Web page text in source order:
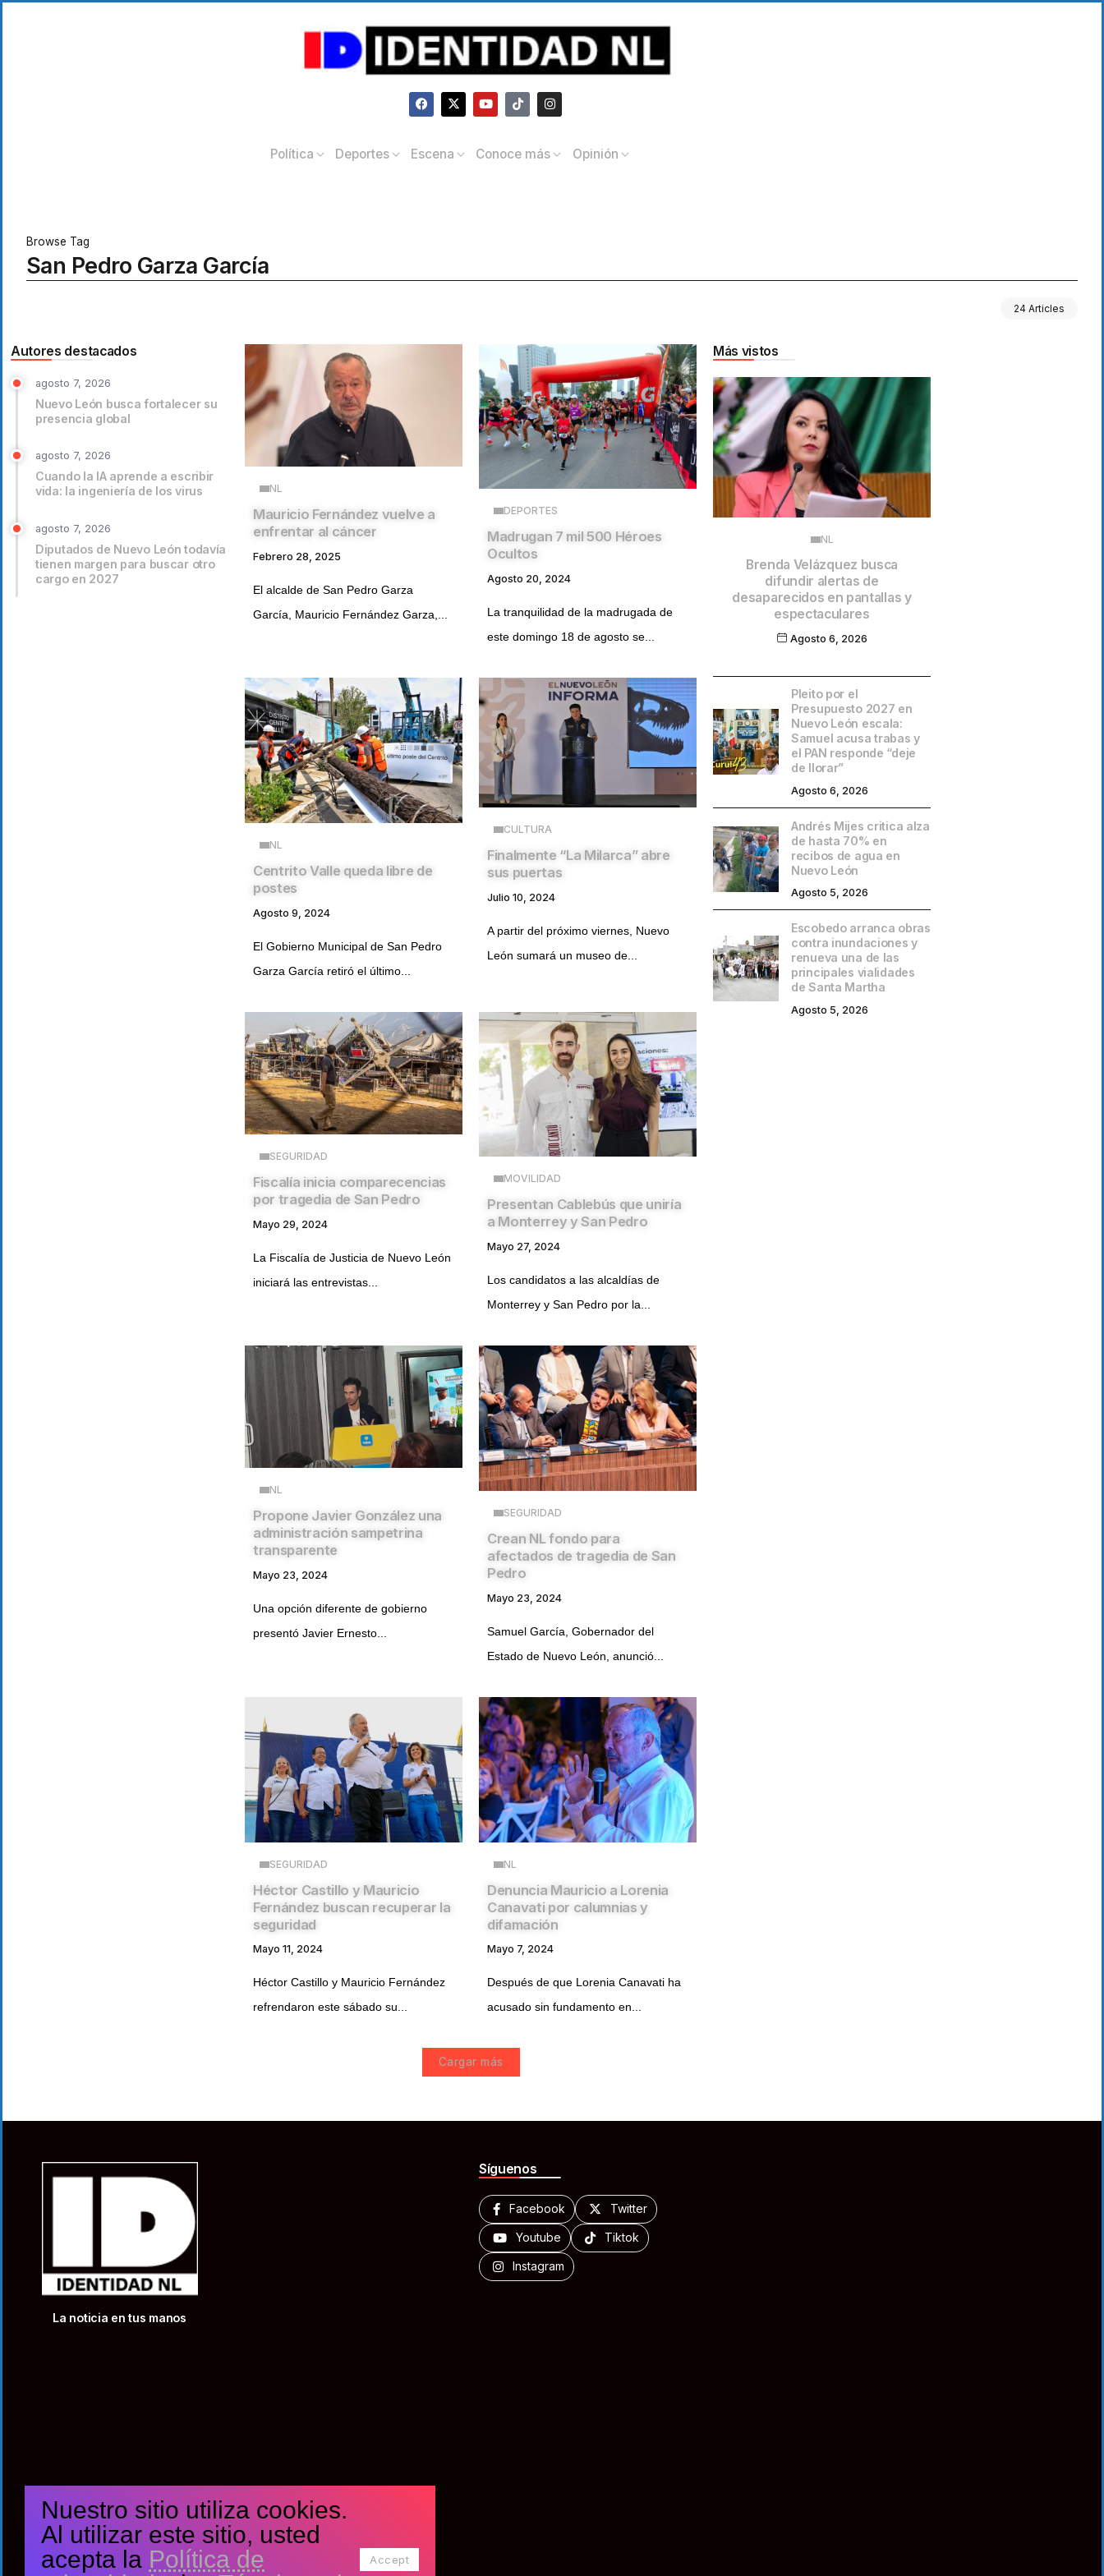
Política Deportes Escena Conoce más Opinión
Browse Tag
San Pedro Garza García
24 Articles
Autores destacados
agosto 7, 2026
Nuevo León busca fortalecer su
presencia global
agosto 7, 2026
Cuando la IA aprende a escribir
vida: la ingeniería de los virus
agosto 7, 2026
Diputados de Nuevo León todavía
tienen margen para buscar otro
cargo en 2027
NL
Mauricio Fernández vuelve a
enfrentar al cáncer
Febrero 28, 2025
El alcalde de San Pedro Garza
García, Mauricio Fernández Garza,...
DEPORTES
Madrugan 7 mil 500 Héroes
Ocultos
Agosto 20, 2024
La tranquilidad de la madrugada de
este domingo 18 de agosto se...
NL
Centrito Valle queda libre de
postes
Agosto 9, 2024
El Gobierno Municipal de San Pedro
Garza García retiró el último...
CULTURA
Finalmente “La Milarca” abre
sus puertas
Julio 10, 2024
A partir del próximo viernes, Nuevo
León sumará un museo de...
SEGURIDAD
Fiscalía inicia comparecencias
por tragedia de San Pedro
Mayo 29, 2024
La Fiscalía de Justicia de Nuevo León
iniciará las entrevistas...
MOVILIDAD
Presentan Cablebús que uniría
a Monterrey y San Pedro
Mayo 27, 2024
Los candidatos a las alcaldías de
Monterrey y San Pedro por la...
NL
Propone Javier González una
administración sampetrina
transparente
Mayo 23, 2024
Una opción diferente de gobierno
presentó Javier Ernesto...
SEGURIDAD
Crean NL fondo para
afectados de tragedia de San
Pedro
Mayo 23, 2024
Samuel García, Gobernador del
Estado de Nuevo León, anunció...
SEGURIDAD
Héctor Castillo y Mauricio
Fernández buscan recuperar la
seguridad
Mayo 11, 2024
Héctor Castillo y Mauricio Fernández
refrendaron este sábado su...
NL
Denuncia Mauricio a Lorenia
Canavati por calumnias y
difamación
Mayo 7, 2024
Después de que Lorenia Canavati ha
acusado sin fundamento en...
Cargar más
Más vistos
NL
Brenda Velázquez busca
difundir alertas de
desaparecidos en pantallas y
espectaculares
Agosto 6, 2026
Pleito por el
Presupuesto 2027 en
Nuevo León escala:
Samuel acusa trabas y
el PAN responde “deje
de llorar”
Agosto 6, 2026
Andrés Mijes critica alza
de hasta 70% en
recibos de agua en
Nuevo León
Agosto 5, 2026
Escobedo arranca obras
contra inundaciones y
renueva una de las
principales vialidades
de Santa Martha
Agosto 5, 2026
La noticia en tus manos
Síguenos
Facebook Twitter
Youtube Tiktok
Instagram
Nuestro sitio utiliza cookies.
Al utilizar este sitio, usted
acepta la Política de
Accept